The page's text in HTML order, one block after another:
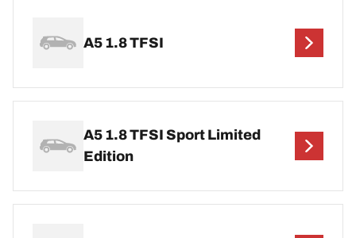
A5 1.8 TFSI
A5 1.8 TFSI Sport Limited
Edition